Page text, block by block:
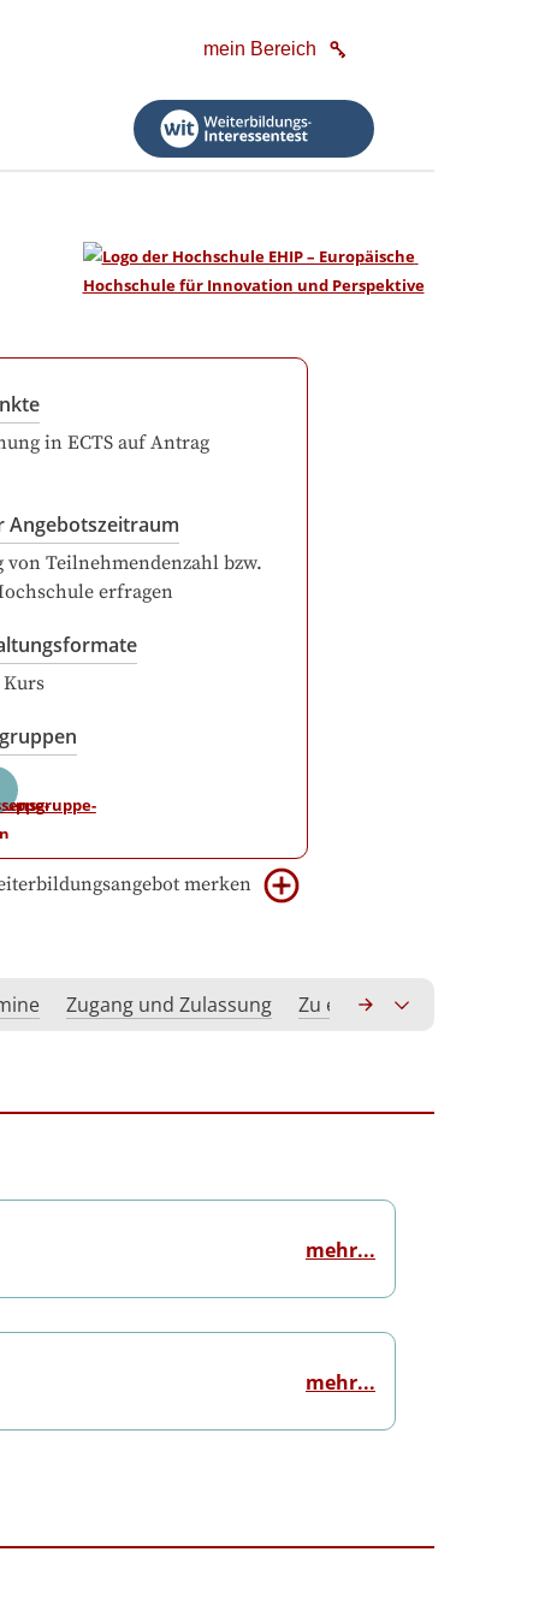
mein Bereich
in ECTS auf Antrag
Angebotszeitraum
von Teilnehmendenzahl bzw.
erfragen
merken
Zugang und Zulassung Zu erwerbende
mehr...
mehr...